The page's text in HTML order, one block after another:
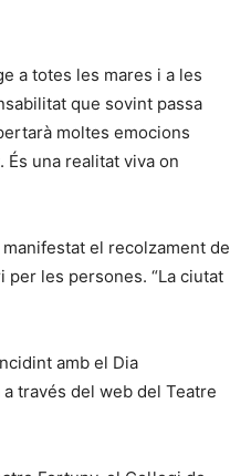
a totes les mares i a les
que sovint passa
moltes emocions
És una realitat viva on
el recolzament de
per les persones. “La ciutat
amb el Dia
través del web del Teatre